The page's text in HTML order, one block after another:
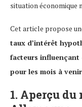
situation économique
Cet article propose
taux d’intérêt
facteurs influençant
pour les mois à venir
1. Aperçu